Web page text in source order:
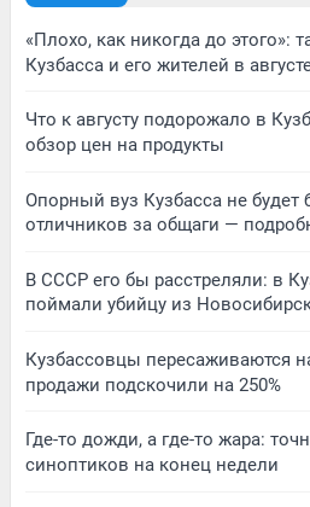
«Плохо, как никогда до этого»:
Кузбасса и его жителей в
Что к августу подорожало в
обзор цен на продукты
Опорный вуз Кузбасса не будет
отличников за общаги —
В СССР его бы расстреляли: в
поймали убийцу из
Кузбассовцы пересаживаются
продажи подскочили на 250%
Где-то дожди, а где-то жара:
синоптиков на конец недели